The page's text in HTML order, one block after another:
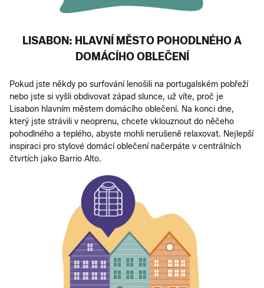
LISABON: HLAVNÍ MĚSTO POHODLNÉHO A
DOMÁCÍHO OBLEČENÍ
Pokud jste někdy po surfování lenošili na portugalském pobřeží
nebo jste si vyšli obdivovat západ slunce, už víte, proč je
Lisabon hlavním městem domácího oblečení. Na konci dne,
který jste strávili v neoprenu, chcete vklouznout do něčeho
pohodlného a teplého, abyste mohli nerušeně relaxovat. Nejlepší
inspiraci pro stylové domácí oblečení načerpáte v centrálních
čtvrtích jako Barrio Alto.